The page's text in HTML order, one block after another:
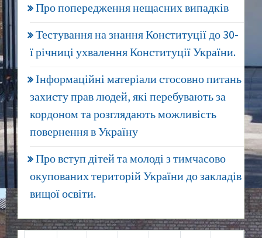
Про попередження нещасних випадків
Тестування на знання Конституції до 30-
ї річниці ухвалення Конституції України.
Інформаційні матеріали стосовно питань
захисту прав людей, які перебувають за
кордоном та розглядають можливість
повернення в Україну
Про вступ дітей та молоді з тимчасово
окупованих територій України до закладів
вищої освіти.